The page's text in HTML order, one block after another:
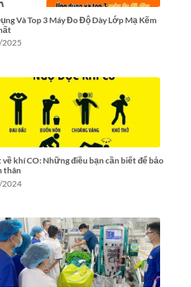
Và Top 3 Máy Đo Độ Dày Lớp Mạ Kẽm
2025
về khí CO: Những điều bạn cần biết để bảo
thân
2024